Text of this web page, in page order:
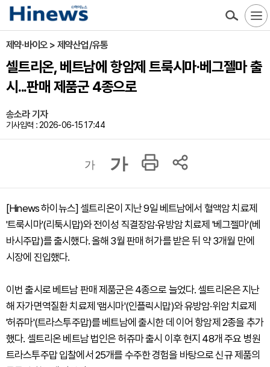
제약·바이오 > 제약산업/유통
셀트리온, 베트남에 항암제 트룩시마·베그젤마 출
시...판매 제품군 4종으로
송소라 기자
기사입력 : 2026-06-15 17:44
가 가
[Hinews 하이뉴스] 셀트리온이 지난 9일 베트남에서 혈액암 치료제
'트룩시마'(리툭시맙)와 전이성 직결장암·유방암 치료제 '베그젤마'(베
바시주맙)를 출시했다. 올해 3월 판매 허가를 받은 뒤 약 3개월 만에
시장에 진입했다.
이번 출시로 베트남 판매 제품군은 4종으로 늘었다. 셀트리온은 지난
해 자가면역질환 치료제 '램시마'(인플릭시맙)와 유방암·위암 치료제
'허쥬마'(트라스투주맙)를 베트남에 출시한 데 이어 항암제 2종을 추가
했다. 셀트리온 베트남 법인은 허쥬마 출시 이후 현지 48개 주요 병원
트라스투주맙 입찰에서 25개를 수주한 경험을 바탕으로 신규 제품의